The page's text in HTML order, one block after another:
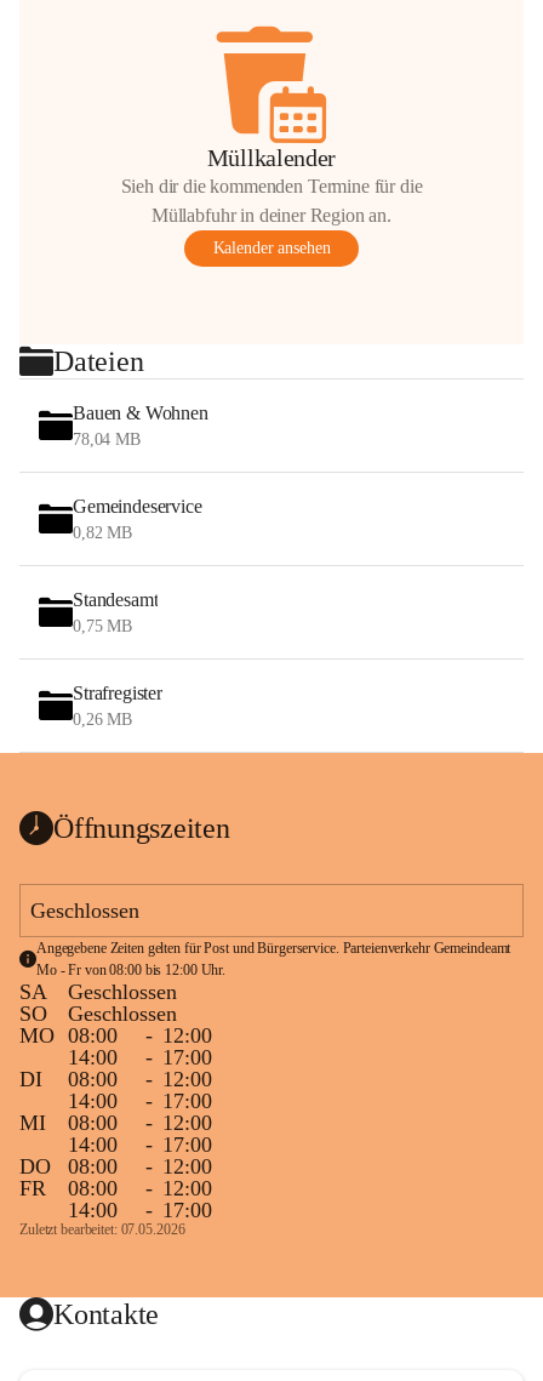
Müllkalender
Sieh dir die kommenden Termine für die
Müllabfuhr in deiner Region an.
Kalender ansehen
Dateien
Bauen & Wohnen
78,04 MB
Gemeindeservice
0,82 MB
Standesamt
0,75 MB
Strafregister
0,26 MB
Öffnungszeiten
Geschlossen
Angegebene Zeiten gelten für Post und Bürgerservice. Parteienverkehr Gemeindeamt
Mo - Fr von 08:00 bis 12:00 Uhr.
SA
Geschlossen
SO
Geschlossen
MO 08:00 - 12:00
14:00
- 17:00
DI
08:00 - 12:00
14:00
- 17:00
MI
08:00 - 12:00
14:00
- 17:00
DO
08:00 - 12:00
FR
08:00 - 12:00
14:00
- 17:00
Zuletzt bearbeitet: 07.05.2026
Kontakte